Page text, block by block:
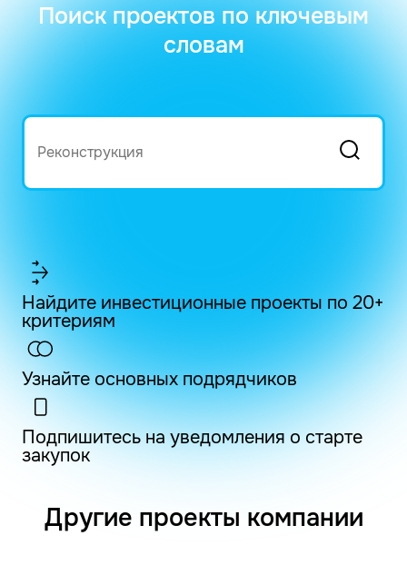
Поиск проектов по ключевым
словам
Найдите инвестиционные проекты по 20+
критериям
Узнайте основных подрядчиков
Подпишитесь на уведомления о старте
закупок
Другие проекты компании